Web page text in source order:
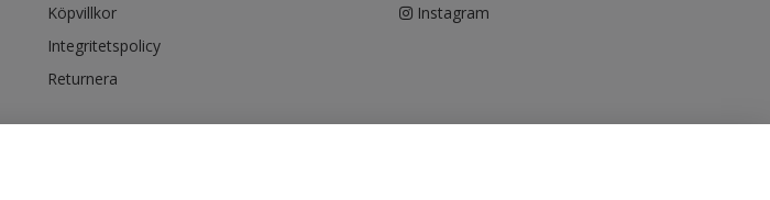
Köpvillkor
Integritetspolicy
Returnera
Instagram